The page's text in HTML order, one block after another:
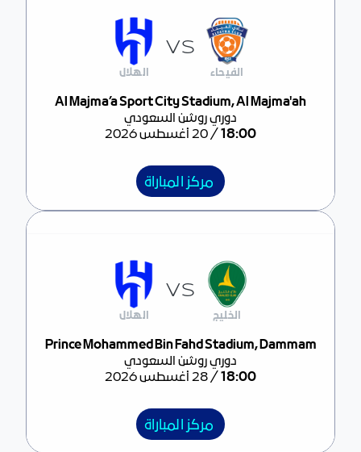
مركز المباراة
Al Majma’a Sport City Stadium, Al Majma'ah
دوري روشن السعودي
18:00
/20 أغسطس 2026
الفيحاء
VS
الهلال
مركز المباراة
مركز المباراة
Prince Mohammed Bin Fahd Stadium, Dammam
دوري روشن السعودي
18:00
/28 أغسطس 2026
الخليج
VS
الهلال
مركز المباراة